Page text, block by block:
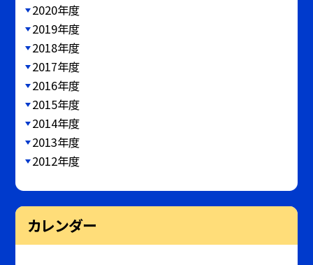
2020年度
2019年度
2018年度
2017年度
2016年度
2015年度
2014年度
2013年度
2012年度
カレンダー